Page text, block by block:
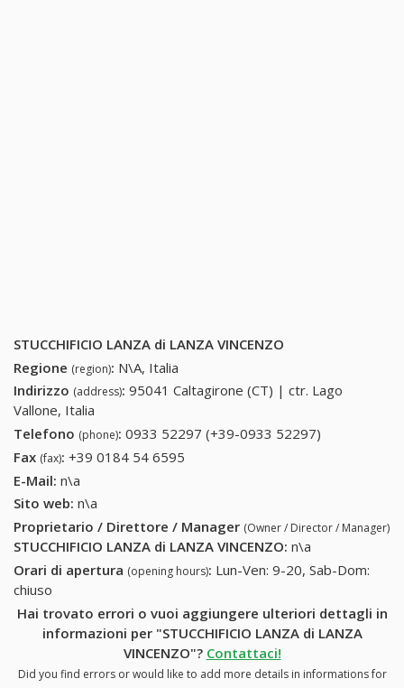
STUCCHIFICIO LANZA di LANZA VINCENZO
Regione (region): N\A, Italia
Indirizzo (address): 95041 Caltagirone (CT) | ctr. Lago
Vallone, Italia
Telefono (phone): 0933 52297 (+39-0933 52297)
Fax (fax): +39 0184 54 6595
E-Mail: n\a
Sito web: n\a
Proprietario / Direttore / Manager (Owner / Director / Manager)
STUCCHIFICIO LANZA di LANZA VINCENZO: n\a
Orari di apertura (opening hours): Lun-Ven: 9-20, Sab-Dom:
chiuso
Hai trovato errori o vuoi aggiungere ulteriori dettagli in
informazioni per "STUCCHIFICIO LANZA di LANZA
VINCENZO"? Contattaci!
Did you find errors or would like to add more details in informations for